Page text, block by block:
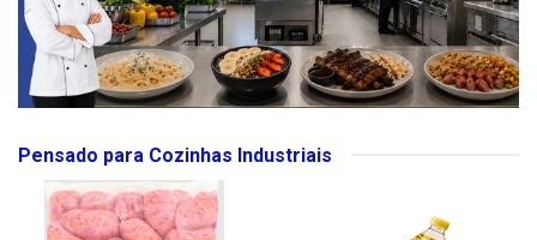
Pensado para Cozinhas Industriais